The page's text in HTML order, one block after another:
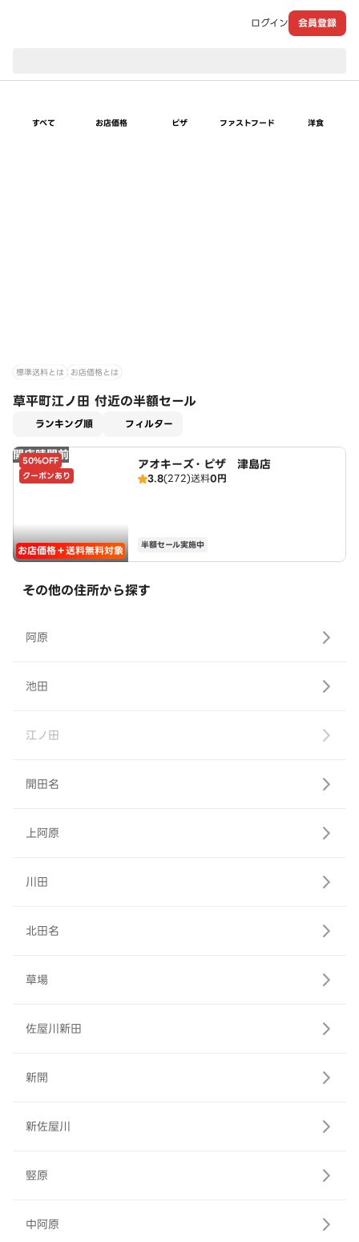
ログイン 会員登録
すべて お店価格 ピザ ファストフード 洋食
標準送料とは お店価格とは
草平町江ノ田 付近の半額セール
ランキング順 フィルター
開店時間前
50%OFF
クーポンあり
お店価格＋送料無料対象
アオキーズ・ピザ 津島店
3.8(272)送料0円
半額セール実施中
その他の住所から探す
阿原
池田
江ノ田
開田名
上阿原
川田
北田名
草場
佐屋川新田
新開
新佐屋川
竪原
中阿原